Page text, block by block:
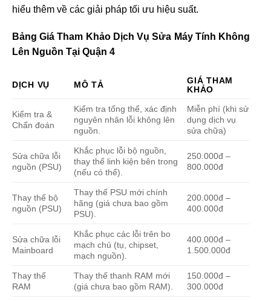
hiểu thêm về các giải pháp tối ưu hiệu suất.
Bảng Giá Tham Khảo Dịch Vụ Sửa Máy Tính Không
Lên Nguồn Tại Quận 4
DỊCH VỤ MÔ TẢ
GIÁ THAM
KHẢO
Kiểm tra &
Chẩn đoán
Kiểm tra tổng thể, xác định
nguyên nhân lỗi không lên
nguồn.
Miễn phí (khi sử
dụng dịch vụ
sửa chữa)
Sửa chữa lỗi
nguồn (PSU)
Khắc phục lỗi bộ nguồn,
thay thế linh kiện bên trong
(nếu có thể).
250.000đ –
800.000đ
Thay thế bộ
nguồn (PSU)
Thay thế PSU mới chính
hãng (giá chưa bao gồm
PSU).
200.000đ –
400.000đ
Sửa chữa lỗi
Mainboard
Khắc phục các lỗi trên bo
mạch chủ (tụ, chipset,
mạch nguồn).
400.000đ –
1.500.000đ
Thay thế
RAM
Thay thế thanh RAM mới
(giá chưa bao gồm RAM).
150.000đ –
300.000đ